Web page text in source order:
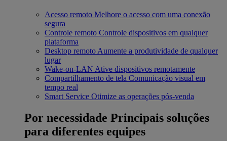
Acesso remoto Melhore o acesso com uma conexão
segura
Controle remoto Controle dispositivos em qualquer
plataforma
Desktop remoto Aumente a produtividade de qualquer
lugar
Wake-on-LAN Ative dispositivos remotamente
Compartilhamento de tela Comunicação visual em
tempo real
Smart Service Otimize as operações pós-venda
Por necessidade Principais soluções
para diferentes equipes